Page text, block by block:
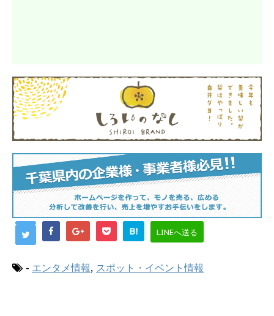
B! LINEへ送る
- エンタメ情報, スポット・イベント情報